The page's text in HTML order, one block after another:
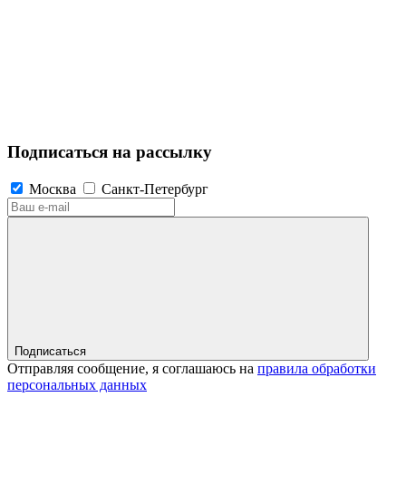
Подписаться на рассылку
Москва Санкт-Петербург
Подписаться
Отправляя сообщение, я соглашаюсь на правила обработки
персональных данных